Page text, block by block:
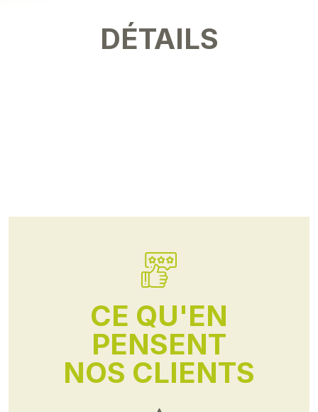
DÉTAILS
CE QU'EN
PENSENT
NOS CLIENTS